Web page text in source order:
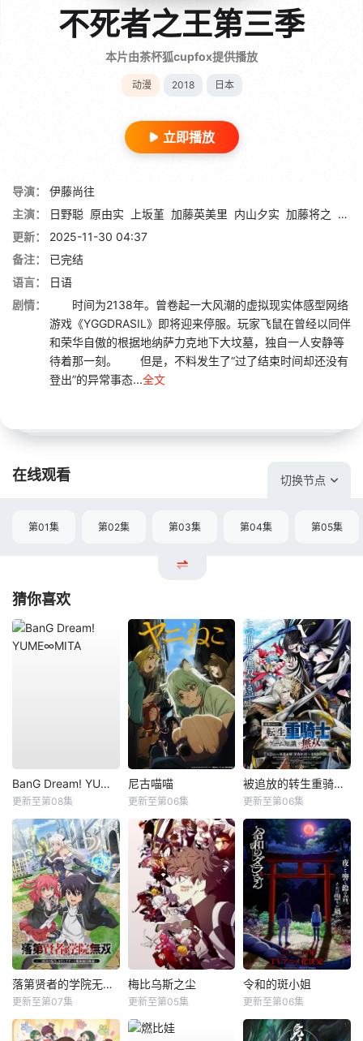
不死者之王第三季
本片由茶杯狐cupfox提供播放
动漫 2018 日本
立即播放
导演：
伊藤尚往
主演：
日野聪 原由实 上坂堇 加藤英美里 内山夕实 加藤将之
三
更新：
2025-11-30 04:37
备注：
已完结
语言：
日语
剧情：
时间为2138年。曾卷起一大风潮的虚拟现实体感型网络
游戏《YGGDRASIL》即将迎来停服。玩家飞鼠在曾经以同伴
和荣华自傲的根据地纳萨力克地下大坟墓，独自一人安静等
待着那一刻。 但是，不料发生了“过了结束时间却还没有
登出”的异常事态...全文
在线观看 切换节点
第01集 第02集 第03集 第04集 第05集
猜你喜欢
BanG Dream! YUME∞MITA
更新至第08集
尼古喵喵
更新至第06集
被追放的转生重骑士用游戏知识开无双
更新至第06集
落第贤者的学院无双第二回转生，S等级作弊魔术师冒险记
更新至第07集
梅比乌斯之尘
更新至第05集
令和的斑小姐
更新至第06集